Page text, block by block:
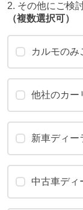
2. その他にご検
（複数選択可）
カルモのみ
他社のカー
新車ディー
中古車ディ